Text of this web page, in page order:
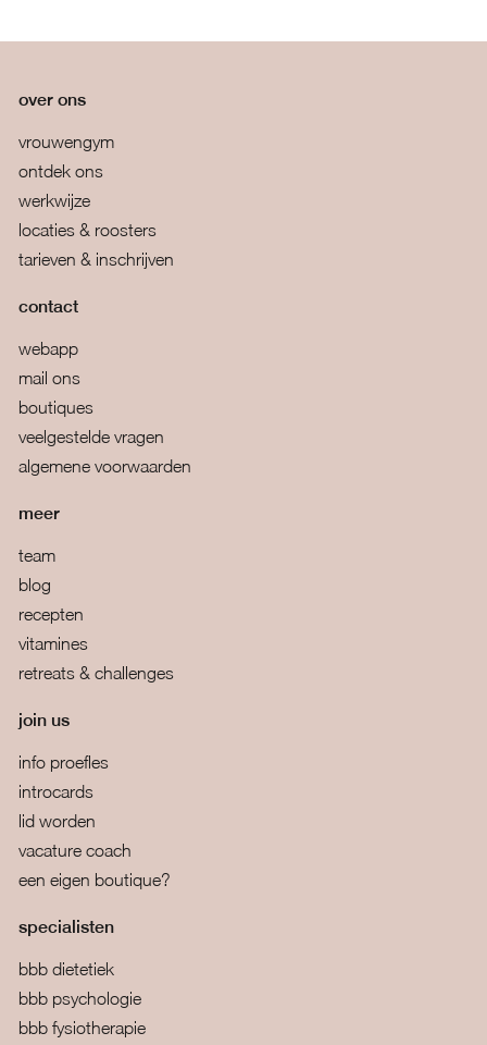
over ons
vrouwengym
ontdek ons
werkwijze
locaties & roosters
tarieven & inschrijven
contact
webapp
mail ons
boutiques
veelgestelde vragen
algemene voorwaarden
meer
team
blog
recepten
vitamines
retreats & challenges
join us
info proefles
introcards
lid worden
vacature coach
een eigen boutique?
specialisten
bbb dietetiek
bbb psychologie
bbb fysiotherapie